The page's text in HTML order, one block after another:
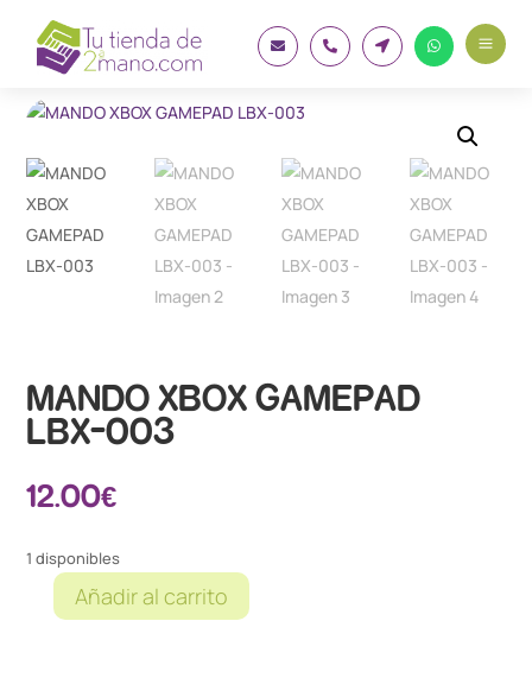
    a
MANDO XBOX GAMEPAD
LBX-003
12.00€
1 disponibles
MANDOAñadir al carrito